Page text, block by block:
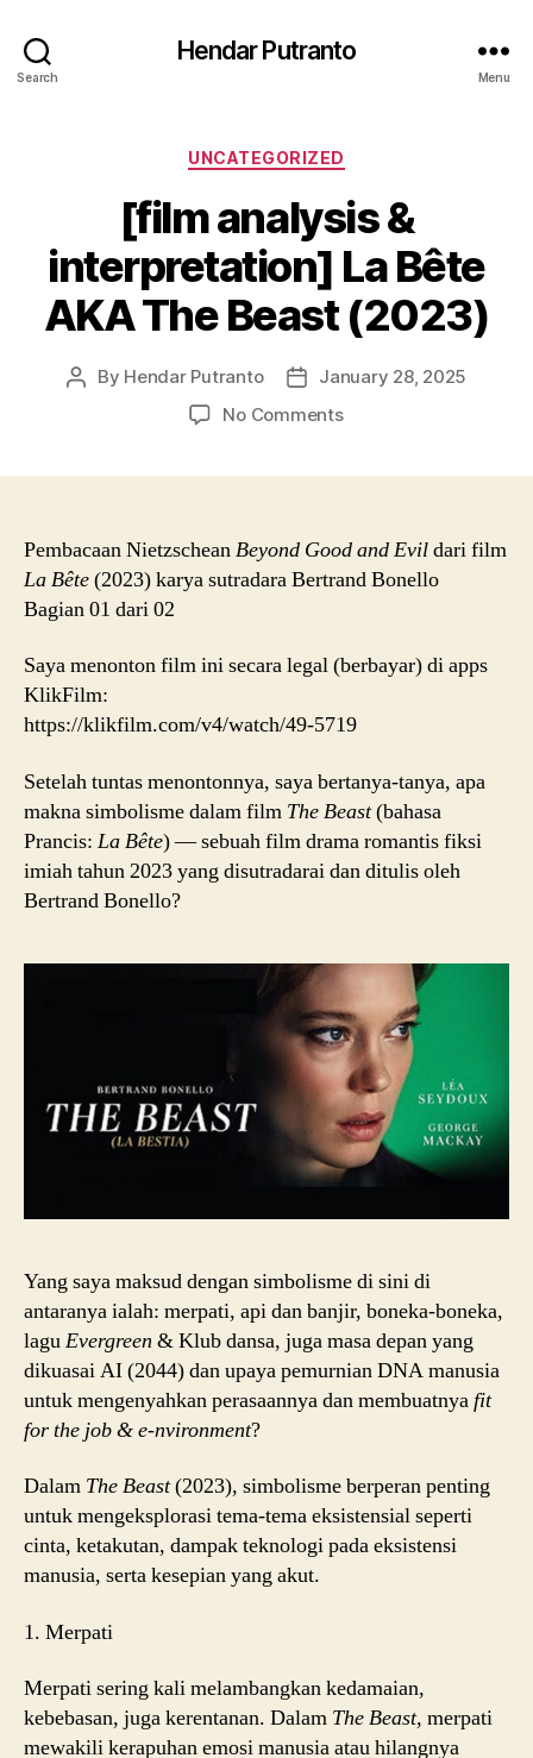
Search
Hendar Putranto
Menu
Categories
UNCATEGORIZED
[film analysis &
interpretation] La Bête
AKA The Beast (2023)
Post
By Hendar Putranto
PostJanuary 28, 2025
No Commentson
La
Bête
(2023)
Pembacaan NietzscheanBeyond Good and Evildari film
La Bête(2023) karya sutradara Bertrand Bonello
Bagian 01 dari 02
Saya menonton film ini secara legal (berbayar) di apps
KlikFilm:
https://klikfilm.com/v4/watch/49-5719
Setelah tuntas menontonnya, saya bertanya-tanya, apa
makna simbolisme dalam film The Beast(bahasa
Prancis: La Bête) — sebuah film drama romantis fiksi
imiah tahun 2023 yang disutradarai dan ditulis oleh
Bertrand Bonello?
Yang saya maksud dengan simbolisme di sini di
antaranya ialah: merpati, api dan banjir, boneka-boneka,
laguEvergreen & Klub dansa, juga masa depan yang
dikuasai AI (2044) dan upaya pemurnian DNA manusia
untuk mengenyahkan perasaannya dan membuatnyafit
for the job & e-nvironment?
Dalam The Beast(2023), simbolisme berperan penting
untuk mengeksplorasi tema-tema eksistensial seperti
cinta, ketakutan, dampak teknologi pada eksistensi
manusia, serta kesepian yang akut.
1. Merpati
Merpati sering kali melambangkan kedamaian,
kebebasan, juga kerentanan. Dalam The Beast, merpati
mewakili kerapuhan emosi manusia atau hilangnya